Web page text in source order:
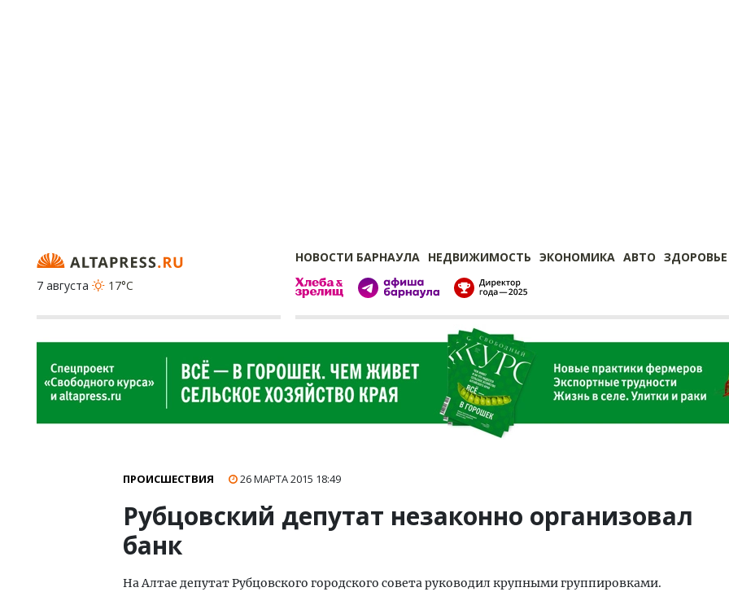
НОВОСТИ БАРНАУЛА НЕДВИЖИМОСТЬ ЭКОНОМИКА АВТО ЗДОРОВЬЕ
7 августа
17°C
ПРОИСШЕСТВИЯ 26 МАРТА 2015 18:49
Рубцовский депутат незаконно организовал
банк
На Алтае депутат Рубцовского городского совета руководил крупными группировками.